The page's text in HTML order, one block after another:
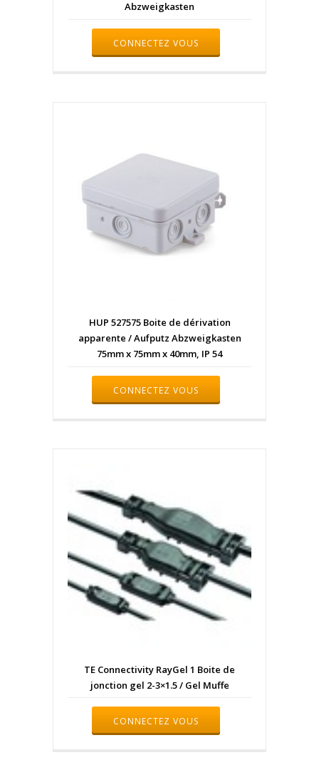
Abzweigkasten
CONNECTEZ VOUS
HUP 527575 Boite de dérivation
apparente / Aufputz Abzweigkasten
75mm x 75mm x 40mm, IP 54
CONNECTEZ VOUS
TE Connectivity RayGel 1 Boite de
jonction gel 2-3×1.5 / Gel Muffe
CONNECTEZ VOUS